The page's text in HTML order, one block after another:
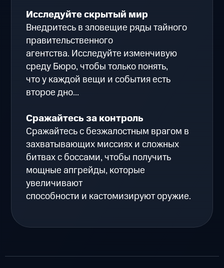
Исследуйте скрытый мир
Внедритесь в зловещие ряды тайного
правительственного
агентства. Исследуйте изменчивую
среду Бюро, чтобы только понять,
что у каждой вещи и события есть
второе дно...
Сражайтесь за контроль
Сражайтесь с безжалостным врагом в
захватывающих миссиях и сложных
битвах с боссами, чтобы получить
мощные апгрейды, которые
увеличивают
способности и кастомизируют оружие.